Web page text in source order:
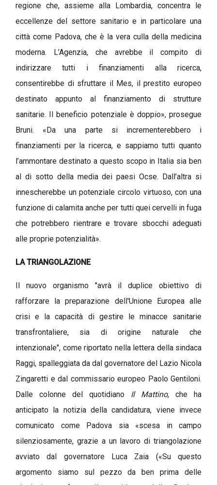
regione che, assieme alla Lombardia, concentra le
eccellenze del settore sanitario e in particolare una
città come Padova, che è la vera culla della medicina
moderna. L’Agenzia, che avrebbe il compito di
indirizzare tutti i finanziamenti alla ricerca,
consentirebbe di sfruttare il Mes, il prestito europeo
destinato appunto al finanziamento di strutture
sanitarie. Il beneficio potenziale è doppio», prosegue
Bruni. «Da una parte si incrementerebbero i
finanziamenti per la ricerca, e sappiamo tutti quanto
l’ammontare destinato a questo scopo in Italia sia ben
al di sotto della media dei paesi Ocse. Dall’altra si
innescherebbe un potenziale circolo virtuoso, con una
funzione di calamita anche per tutti quei cervelli in fuga
che potrebbero rientrare e trovare sbocchi adeguati
alle proprie potenzialità».
LA TRIANGOLAZIONE
Il nuovo organismo "avrà il duplice obiettivo di
rafforzare la preparazione dell'Unione Europea alle
crisi e la capacità di gestire le minacce sanitarie
transfrontaliere, sia di origine naturale che
intenzionale", come riportato nella lettera della sindaca
Raggi, spalleggiata da dal governatore del Lazio Nicola
Zingaretti e dal commissario europeo Paolo Gentiloni.
Dalle colonne del quotidiano Il Mattino, che ha
anticipato la notizia della candidatura, viene invece
comunicato come Padova sia «scesa in campo
silenziosamente, grazie a un lavoro di triangolazione
avviato dal governatore Luca Zaia («Su questo
argomento siamo sul pezzo da ben prima delle